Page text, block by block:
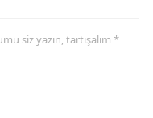
siz yazın, tartışalım *